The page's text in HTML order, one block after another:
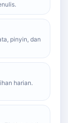
pinyin, dan
harian.